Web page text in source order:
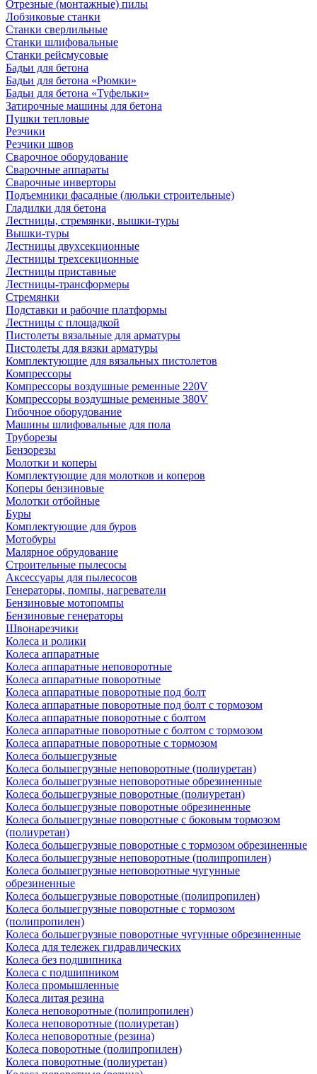
Отрезные (монтажные) пилы
Лобзиковые станки
Станки сверлильные
Станки шлифовальные
Станки рейсмусовые
Бадьи для бетона
Бадьи для бетона «Рюмки»
Бадьи для бетона «Туфельки»
Затирочные машины для бетона
Пушки тепловые
Резчики
Резчики швов
Сварочное оборудование
Сварочные аппараты
Сварочные инверторы
Подъемники фасадные (люльки строительные)
Гладилки для бетона
Лестницы, стремянки, вышки-туры
Вышки-туры
Лестницы двухсекционные
Лестницы трехсекционные
Лестницы приставные
Лестницы-трансформеры
Стремянки
Подставки и рабочие платформы
Лестницы с площадкой
Пистолеты вязальные для арматуры
Пистолеты для вязки арматуры
Комплектующие для вязальных пистолетов
Компрессоры
Компрессоры воздушные ременные 220V
Компрессоры воздушные ременные 380V
Гибочное оборудование
Машины шлифовальные для пола
Труборезы
Бензорезы
Молотки и коперы
Комплектующие для молотков и коперов
Коперы бензиновые
Молотки отбойные
Буры
Комплектующие для буров
Мотобуры
Малярное обрудование
Строительные пылесосы
Аксессуары для пылесосов
Генераторы, помпы, нагреватели
Бензиновые мотопомпы
Бензиновые генераторы
Швонарезчики
Колеса и ролики
Колеса аппаратные
Колеса аппаратные неповоротные
Колеса аппаратные поворотные
Колеса аппаратные поворотные под болт
Колеса аппаратные поворотные под болт с тормозом
Колеса аппаратные поворотные с болтом
Колеса аппаратные поворотные с болтом с тормозом
Колеса аппаратные поворотные с тормозом
Колеса большегрузные
Колеса большегрузные неповоротные (полиуретан)
Колеса большегрузные неповоротные обрезиненные
Колеса большегрузные поворотные (полиуретан)
Колеса большегрузные поворотные обрезиненные
Колеса большегрузные поворотные с боковым тормозом
(полиуретан)
Колеса большегрузные поворотные с тормозом обрезиненные
Колеса большегрузные неповоротные (полипропилен)
Колеса большегрузные неповоротные чугунные
обрезиненные
Колеса большегрузные поворотные (полипропилен)
Колеса большегрузные поворотные с тормозом
(полипропилен)
Колеса большегрузные поворотные чугунные обрезиненные
Колеса для тележек гидравлических
Колеса без подшипника
Колеса с подшипником
Колеса промышленные
Колеса литая резина
Колеса неповоротные (полипропилен)
Колеса неповоротные (полиуретан)
Колеса неповоротные (резина)
Колеса поворотные (полипропилен)
Колеса поворотные (полиуретан)